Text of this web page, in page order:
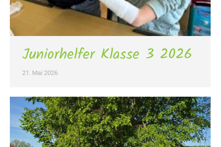
Juniorhelfer Klasse 3 2026
21. Mai 2026